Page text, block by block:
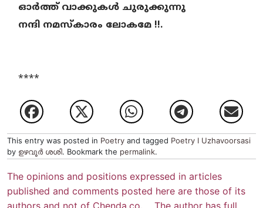
ഓർത്ത് വാക്കുകൾ ചുരുക്കുന്നു
നന്ദി നമസ്കാരം ലോകമേ !!.
****
This entry was posted in Poetry and tagged Poetry I Uzhavoorsasi
by ഉഴവൂര്‍ ശശി. Bookmark the permalink.
The opinions and positions expressed in articles
published and comments posted here are those of its